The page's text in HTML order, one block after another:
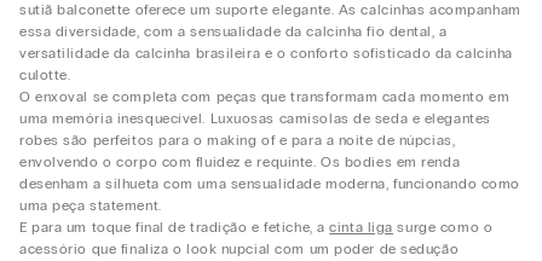
sutiã balconette oferece um suporte elegante. As calcinhas acompanham
essa diversidade, com a sensualidade da calcinha fio dental, a
versatilidade da calcinha brasileira e o conforto sofisticado da calcinha
culotte.
O enxoval se completa com peças que transformam cada momento em
uma memória inesquecível. Luxuosas camisolas de seda e elegantes
robes são perfeitos para o making of e para a noite de núpcias,
envolvendo o corpo com fluidez e requinte. Os bodies em renda
desenham a silhueta com uma sensualidade moderna, funcionando como
uma peça statement.
E para um toque final de tradição e fetiche, acinta liga surge como o
acessório que finaliza o look nupcial com um poder de sedução